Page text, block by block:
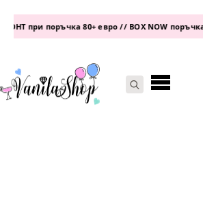
поръчка 80+ евро // BOX NOW поръчка